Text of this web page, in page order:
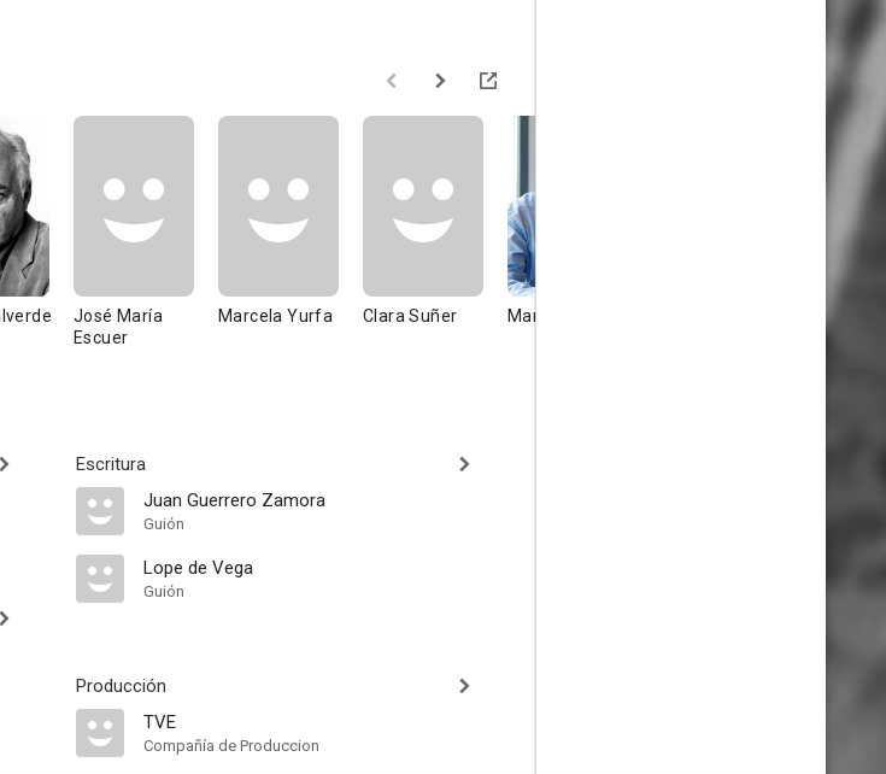
José María
Escuer
Marcela Yurfa Clara Suñer Manuel Tejada
Escritura
Juan Guerrero Zamora
Guión
Lope de Vega
Guión
Producción
TVE
Compañía de Produccion